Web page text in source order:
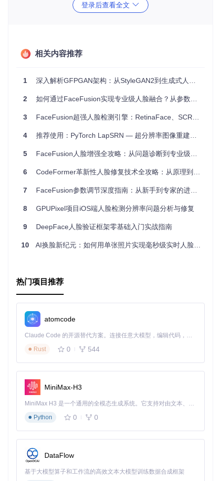
像的质量。
社交媒体
监控系统：改善低分辨率摄像头捕捉的面部图像，提高监控
创新的递归协作机制
：将注意力恢复与地标估计相结合，
易用的开源实现：基于PyTorch，易于理解和定制，提供
全面的评估工具：包括图像质量和地标检测两方面，确保
广泛的数据集支持：兼容CelebA和Helen等数据集，适应
发者，这个项目都是值得探索的宝贵资源。立即加入我们，一
登录后查看全文
相关内容推荐
1 深入解析GFPGAN架构：从StyleGAN2到生成式人脸先验
2 如何通过FaceFusion实现专业级人脸融合？从参数调节到效果优化的完整指南
3 FaceFusion超强人脸检测引擎：RetinaFace、SCRFD、YOLO-Face技术解析
4 推荐使用：PyTorch LapSRN — 超分辨率图像重建的利器
5 FaceFusion人脸增强全攻略：从问题诊断到专业级效果优化
6 CodeFormer革新性人脸修复技术全攻略：从原理到实战的AI图像处理指南
7 FaceFusion参数调节深度指南：从新手到专家的进阶之路
8 GPUPixel项目iOS端人脸检测分辨率问题分析与修复
9 DeepFace人脸验证框架零基础入门实战指南
10 AI换脸新纪元：如何用单张照片实现毫秒级实时人脸转换？
热门项目推荐
atomcode
Claude Code 的开源替代方案。连接任意大模型，编辑代码，运行命令，自动验证 — 全自动执行。用 Rust 构建，极致性能。 ｜ An open-source alternative to Claude Code. Connect any LLM, edit code, run commands, and verify changes — autonomously. Built in Rust for speed. Get Started
Rust
0 544
MiniMax-H3
MiniMax H3 是一个通用的全模态生成系统。它支持对由文本、图像、视频和音频组成的多模态上下文进行统一理解，并能生成分辨率高达 2K、时长可达 15 秒的带原生立体声音频的视频。得益于面向任务泛化的系统设计，H3 在预训练阶段就已具备广泛的多模态上下文理解与生成能力，能够出色地执行复杂的多模态指令。
Python
0 0
DataFlow
基于大模型算子和工作流的高效文本大模型训练数据合成框架